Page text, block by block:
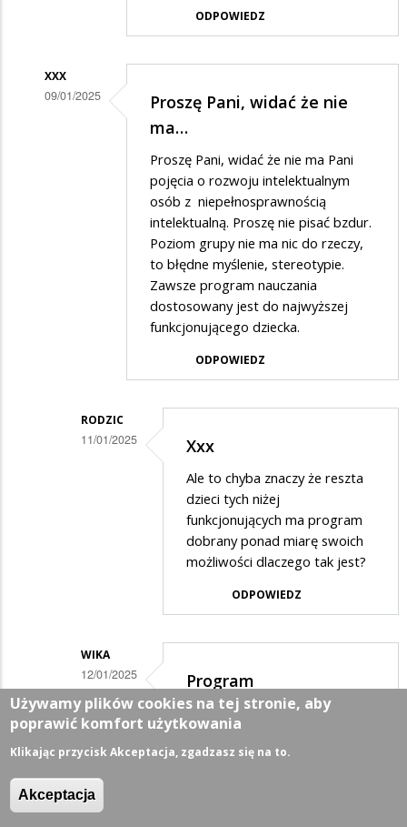
odpowiedzi
Zgadzam
ODPOWIEDZ
XXX
09/01/2025
Proszę Pani, widać że nie
ma…
Proszę Pani, widać że nie ma Pani
pojęcia o rozwoju intelektualnym
osób z niepełnosprawnością
intelektualną. Proszę nie pisać bzdur.
Poziom grupy nie ma nic do rzeczy,
to błędne myślenie, stereotypie.
Zawsze program nauczania
dostosowany jest do najwyższej
funkcjonującego dziecka.
ODPOWIEDZ
RODZIC
11/01/2025
Pani,
widać
że
nie
ma…
Xxx
Ale to chyba znaczy że reszta
dzieci tych niżej
funkcjonujących ma program
dobrany ponad miarę swoich
możliwości dlaczego tak jest?
ODPOWIEDZ
WIKA
12/01/2025
Dodane
przez
Xxx
w
odpowiedzi
Program
dostosowany...
każdego dziecka program jest
Używamy plików cookies na tej stronie, aby
poprawić komfort użytkowania
Klikając przycisk Akceptacja, zgadzasz się na to.
Akceptacja